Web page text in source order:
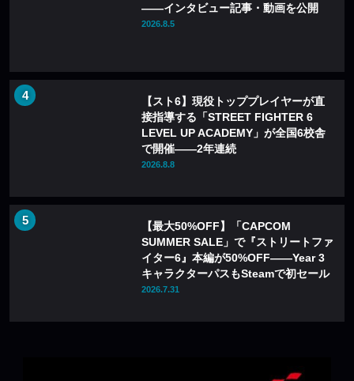
——インタビュー記事・動画を公開
2026.8.5
【スト6】現役トッププレイヤーが直
接指導する「STREET FIGHTER 6
LEVEL UP ACADEMY」が全国6校舎
で開催——2年連続
2026.8.8
【最大50%OFF】「CAPCOM
SUMMER SALE」で『ストリートファ
イター6』本編が50%OFF——Year 3
キャラクターパスもSteamで初セール
2026.7.31